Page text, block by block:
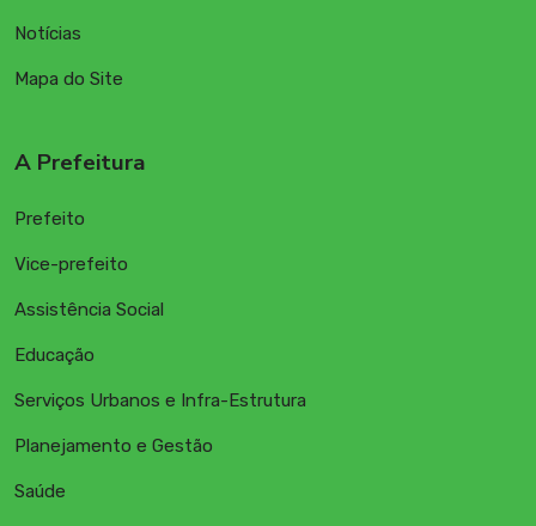
Notícias
Mapa do Site
A Prefeitura
Prefeito
Vice-prefeito
Assistência Social
Educação
Serviços Urbanos e Infra-Estrutura
Planejamento e Gestão
Saúde